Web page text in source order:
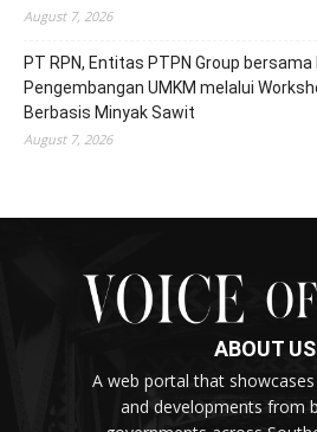
August 7, 2026
PT RPN, Entitas PTPN Group bersama
Pengembangan UMKM melalui
Berbasis Minyak Sawit
August 7, 2026
ABOUT US
A web portal that
and developments from